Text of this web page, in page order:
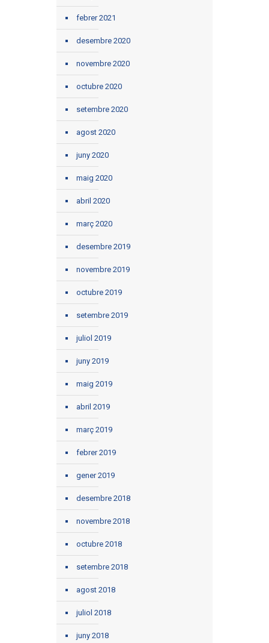
febrer 2021
desembre 2020
novembre 2020
octubre 2020
setembre 2020
agost 2020
juny 2020
maig 2020
abril 2020
març 2020
desembre 2019
novembre 2019
octubre 2019
setembre 2019
juliol 2019
juny 2019
maig 2019
abril 2019
març 2019
febrer 2019
gener 2019
desembre 2018
novembre 2018
octubre 2018
setembre 2018
agost 2018
juliol 2018
juny 2018